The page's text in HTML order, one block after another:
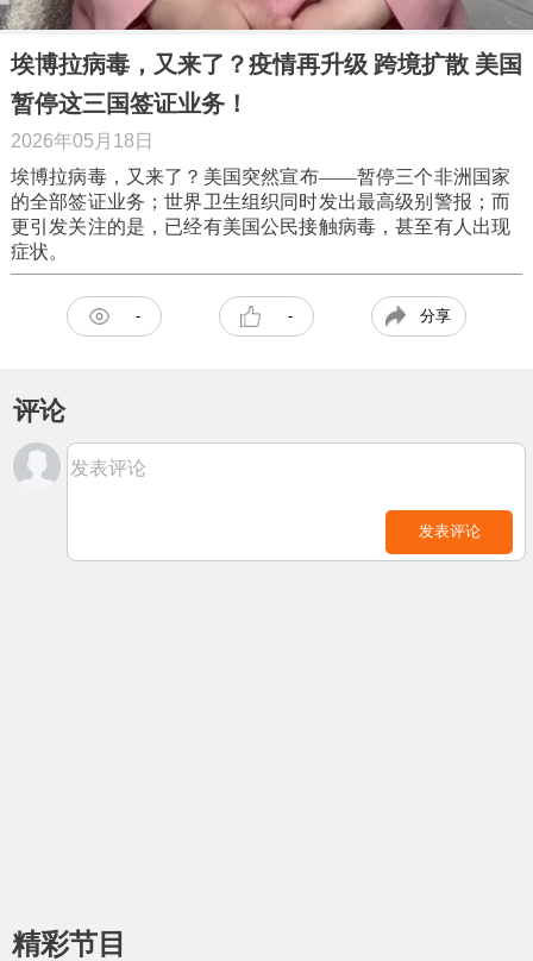
埃博拉病毒，又来了？疫情再升级 跨境扩散 美国
暂停这三国签证业务！
2026年05月18日
埃博拉病毒，又来了？美国突然宣布——暂停三个非洲国家
的全部签证业务；世界卫生组织同时发出最高级别警报；而
更引发关注的是，已经有美国公民接触病毒，甚至有人出现
症状。
- - 分享
评论
发表评论
发表评论
精彩节目